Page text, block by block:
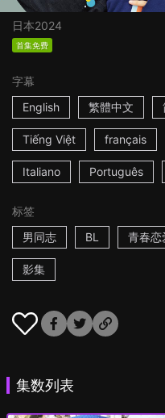
日本2024
首集免费
字幕
English
繁體中文
Tiếng Việt français
Italiano Português
标签
男同志
BL 青春恋
影集
集数列表